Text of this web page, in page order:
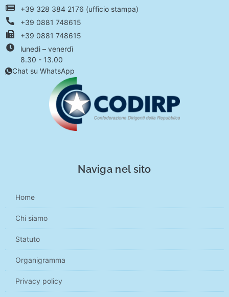
+39 328 384 2176 (ufficio stampa)
+39 0881 748615
+39 0881 748615
lunedì – venerdì
8.30 - 13.00
Chat su WhatsApp
Naviga nel sito
Home
Chi siamo
Statuto
Organigramma
Privacy policy